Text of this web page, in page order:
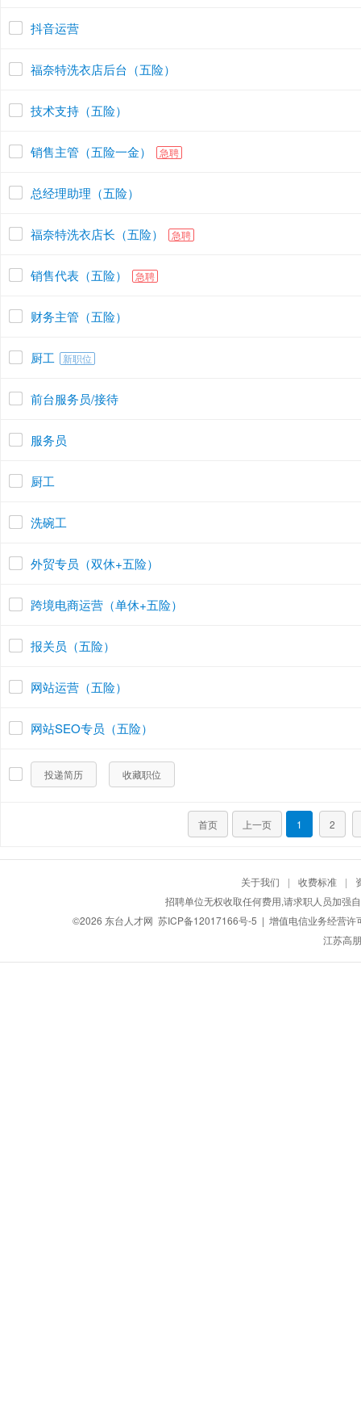
抖音运营
福奈特洗衣店后台（五险）
技术支持（五险）
销售主管（五险一金） 急聘
总经理助理（五险）
福奈特洗衣店长（五险） 急聘
销售代表（五险） 急聘
财务主管（五险）
厨工 新职位
前台服务员/接待
服务员
厨工
洗碗工
外贸专员（双休+五险）
跨境电商运营（单休+五险）
报关员（五险）
网站运营（五险）
网站SEO专员（五险）
投递简历 收藏职位
首页 上一页 1 2
关于我们 | 收费标准 |
招聘单位无权收取任何费用,请求职人员加强
©2026 东台人才网 苏ICP备12017166号-5 | 增值电信业务经营
江苏高